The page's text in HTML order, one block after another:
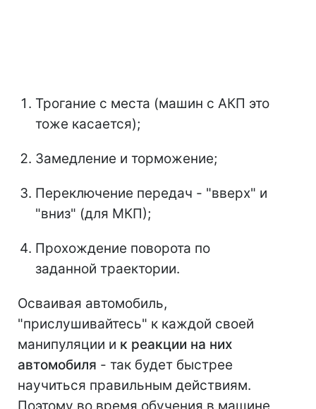
Трогание с места (машин с АКП это
тоже касается);
Замедление и торможение;
Переключение передач - "вверх" и
"вниз" (для МКП);
Прохождение поворота по
заданной траектории.
Осваивая автомобиль,
"прислушивайтесь" к каждой своей
манипуляции и к реакции на них
автомобиля - так будет быстрее
научиться правильным действиям.
Поэтому во время обучения в машине